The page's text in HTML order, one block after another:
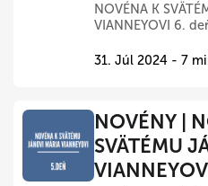
NOVÉNA K
VIANNEYOVI 6.
31. Júl 2024 - 7
NOVÉNY |
SVÄTÉMU